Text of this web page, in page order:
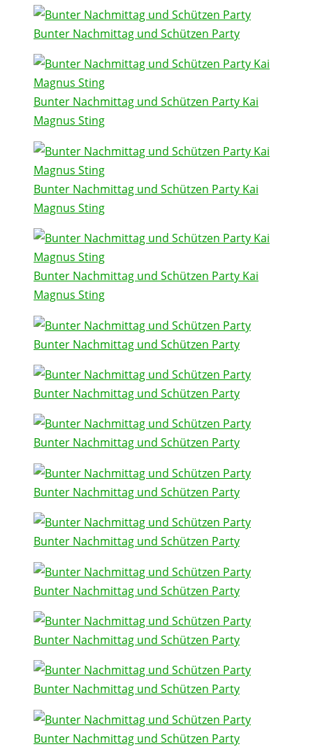
Bunter Nachmittag und Schützen Party
Bunter Nachmittag und Schützen Party Kai
Magnus Sting
Bunter Nachmittag und Schützen Party Kai
Magnus Sting
Bunter Nachmittag und Schützen Party Kai
Magnus Sting
Bunter Nachmittag und Schützen Party
Bunter Nachmittag und Schützen Party
Bunter Nachmittag und Schützen Party
Bunter Nachmittag und Schützen Party
Bunter Nachmittag und Schützen Party
Bunter Nachmittag und Schützen Party
Bunter Nachmittag und Schützen Party
Bunter Nachmittag und Schützen Party
Bunter Nachmittag und Schützen Party